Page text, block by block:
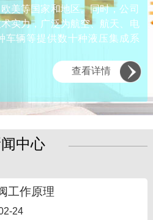
美等国家和地区。同时，公司
实力，广泛为航空、航天、电
车辆等提供数十种液压集成系
查看详情
中心
工作原理
24